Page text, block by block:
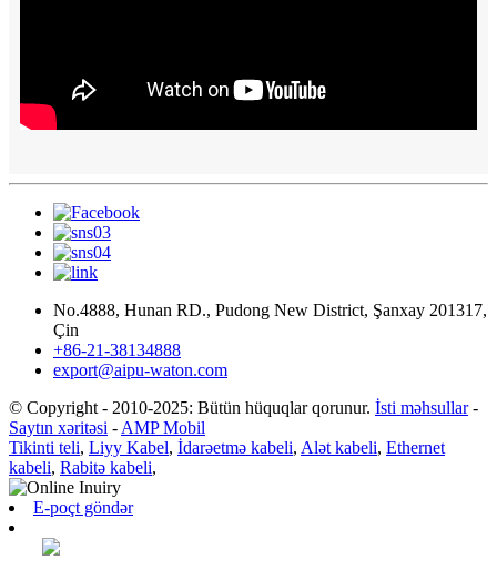
No.4888, Hunan RD., Pudong New District, Şanxay 201317,
Çin
+86-21-38134888
export@aipu-waton.com
© Copyright - 2010-2025: Bütün hüquqlar qorunur. İsti məhsullar-
Saytın xəritəsi - AMP Mobil
Tikinti teli, Liyy Kabel, İdarəetmə kabeli, Alət kabeli, Ethernet
kabeli, Rabitə kabeli,
E-poçt göndər